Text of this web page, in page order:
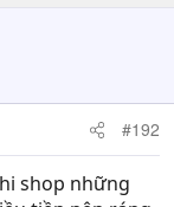
#192
shop những